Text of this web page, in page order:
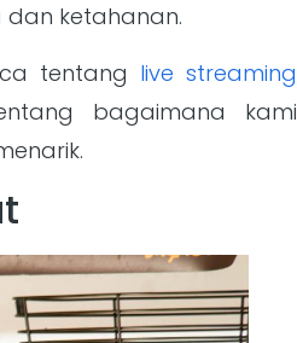
dan ketahanan.
tentang live streaming
bagaimana kami